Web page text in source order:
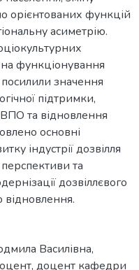
орієнтованих функцій
асиметрію.
функціонування
посилили значення
підтримки,
ВПО та відновлення
основні
індустрії дозвілля
та
дозвіллєвого
відновлення.
Василівна,
доцент кафедри